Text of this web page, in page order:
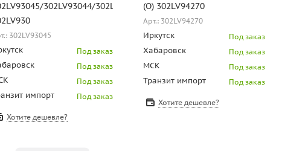
302LV93044/302LV93040/
302LV93045
Под заказ
Под заказ
Под заказ
импорт Под заказ
Хотите дешевле?
(O) 302LV94270
Арт.: 302LV94270
Иркутск Под заказ
Хабаровск Под заказ
МСК Под заказ
Транзит импорт Под заказ
Хотите дешевле?